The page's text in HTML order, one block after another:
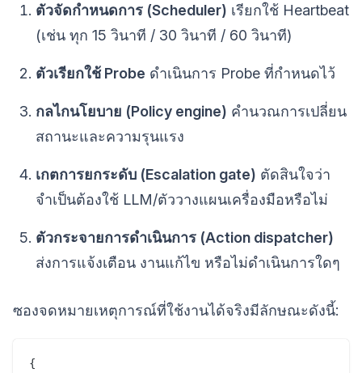
ตัวจัดกำหนดการ (Scheduler) เรียกใช้ Heartbeat
(เช่น ทุก 15 วินาที / 30 วินาที / 60 วินาที)
ตัวเรียกใช้ Probe ดำเนินการ Probe ที่กำหนดไว้
กลไกนโยบาย (Policy engine) คำนวณการเปลี่ยน
สถานะและความรุนแรง
เกตการยกระดับ (Escalation gate) ตัดสินใจว่า
จำเป็นต้องใช้ LLM/ตัววางแผนเครื่องมือหรือไม่
ตัวกระจายการดำเนินการ (Action dispatcher)
ส่งการแจ้งเตือน งานแก้ไข หรือไม่ดำเนินการใดๆ
ซองจดหมายเหตุการณ์ที่ใช้งานได้จริงมีลักษณะดังนี้:
{